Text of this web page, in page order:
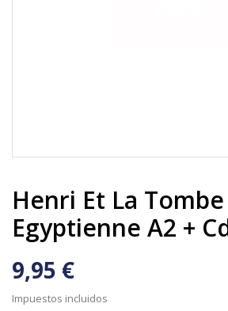
Henri Et La Tombe
Egyptienne A2 +
9,95 €
Impuestos incluidos